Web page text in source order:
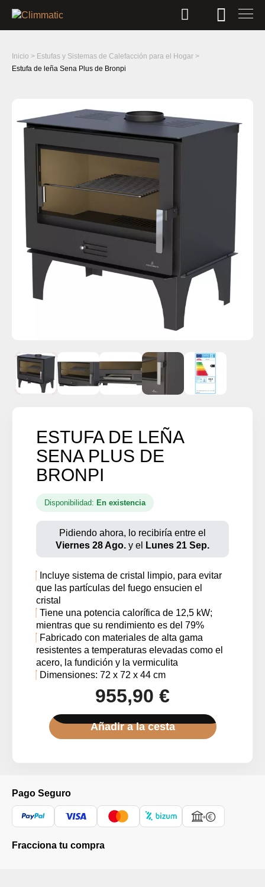
Inicio > Estufas y Sistemas de Calefacción para el Hogar >
Estufa de leña Sena Plus de Bronpi
Pago Seguro
Fracciona tu compra
ESTUFA DE LEÑA
SENA PLUS DE
BRONPI
Disponibilidad: En existencia
Pidiendo ahora, lo recibiría entre el
Viernes 28 Ago. y el Lunes 21 Sep.
Incluye sistema de cristal limpio, para evitar
que las partículas del fuego ensucien el
cristal
Tiene una potencia calorífica de 12,5 kW;
mientras que su rendimiento es del 79%
Fabricado con materiales de alta gama
resistentes a temperaturas elevadas como el
acero, la fundición y la vermiculita
Dimensiones: 72 x 72 x 44 cm
955,90 €
Añadir a la cesta